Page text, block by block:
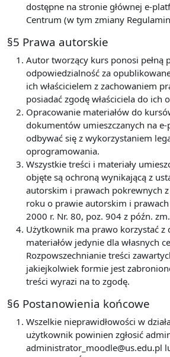
dostępne na stronie głównej e-
Centrum (w tym zmiany
§5 Prawa autorskie
Autor tworzący kurs ponosi pełną
odpowiedzialność za
ich właścicielem z zachowaniem
posiadać zgodę właściciela do ich
Opracowanie materiałów do
dokumentów umieszczanych na
odbywać się z wykorzystaniem
oprogramowania.
Wszystkie treści i materiały
objęte są ochroną wynikającą z
autorskim i prawach pokrewnych
roku o prawie autorskim i
2000 r. Nr. 80, poz. 904 z późn.
Użytkownik ma prawo korzystać z
materiałów jedynie dla własnych
Rozpowszechnianie treści
jakiejkolwiek formie jest
treści wyrazi na to zgodę.
§6 Postanowienia końcowe
Wszelkie nieprawidłowości w
użytkownik powinien zgłosić
administrator_moodle@us.edu.pl